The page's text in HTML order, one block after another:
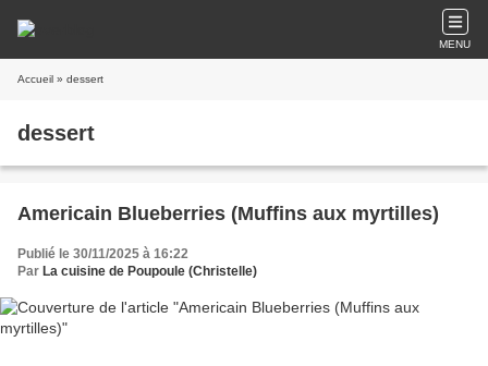
MENU
Accueil » dessert
dessert
Americain Blueberries (Muffins aux myrtilles)
Publié le 30/11/2025 à 16:22
Par La cuisine de Poupoule (Christelle)